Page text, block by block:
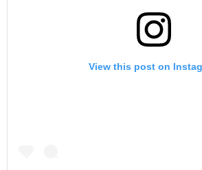
View this post on